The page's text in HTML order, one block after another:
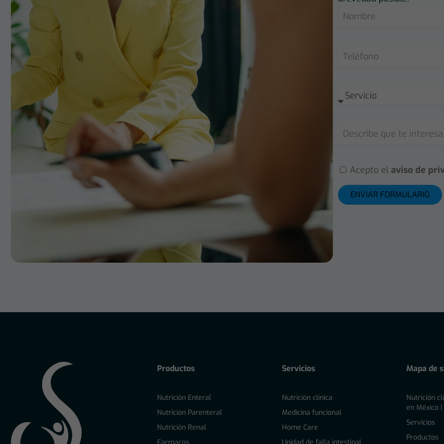
Acepto el aviso de
ENVIAR FORMULARIO
Productos
Nutrición Enteral
Nutrición Parenteral
Nutrición Renal
Farmacos
Servicios
Nutrición clínica
Medicina funcional
Home Care
Unidad de falla intestinal
Mapa de
Nutrición
en México
Servicios
Productos